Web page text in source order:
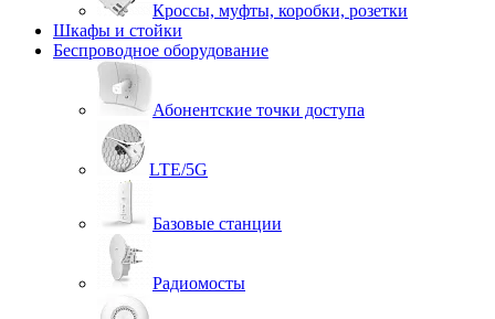
Кроссы, муфты, коробки, розетки
Шкафы и стойки
Беспроводное оборудование
Абонентские точки доступа
LTE/5G
Базовые станции
Радиомосты